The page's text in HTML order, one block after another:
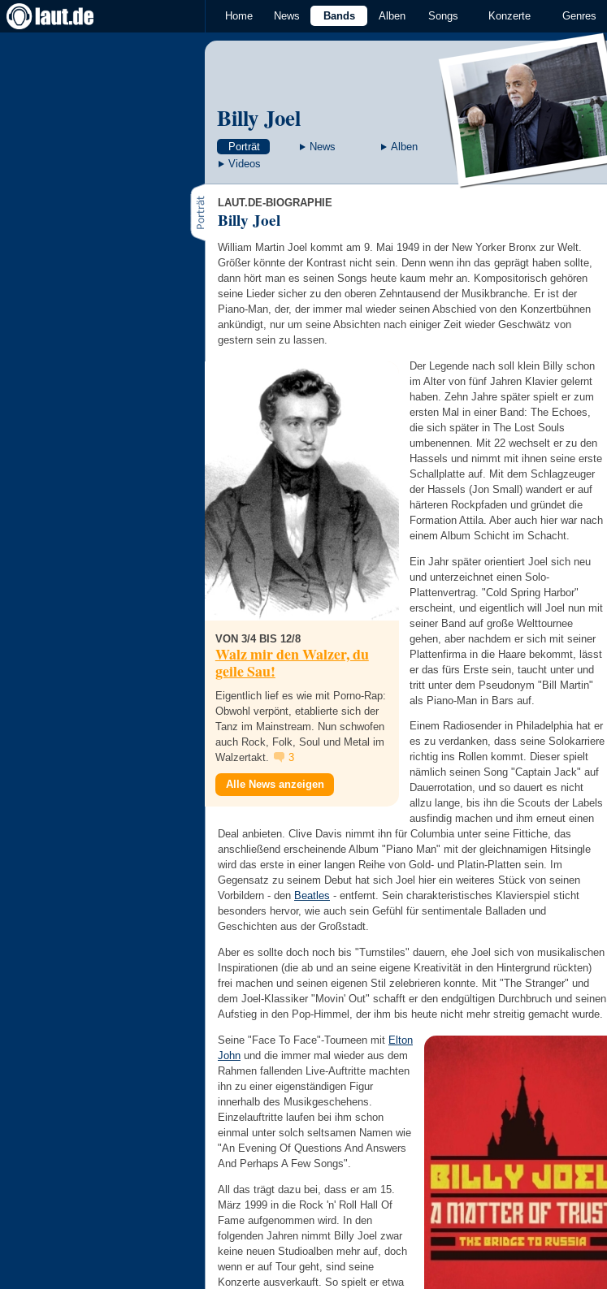
Home News Bands Alben Songs Konzerte Genres
Billy Joel
Porträt News
Alben
Videos
LAUT.DE-BIOGRAPHIE
Billy Joel
William Martin Joel kommt am 9. Mai 1949 in der New Yorker Bronx zur Welt.
Größer könnte der Kontrast nicht sein. Denn wenn ihn das geprägt haben sollte,
dann hört man es seinen Songs heute kaum mehr an. Kompositorisch gehören
seine Lieder sicher zu den oberen Zehntausend der Musikbranche. Er ist der
Piano-Man, der, der immer mal wieder seinen Abschied von den Konzertbühnen
ankündigt, nur um seine Absichten nach einiger Zeit wieder Geschwätz von
gestern sein zu lassen.
VON 3/4 BIS 12/8
Walz mir den Walzer, du
geile Sau!
Eigentlich lief es wie mit Porno-Rap:
Obwohl verpönt, etablierte sich der
Tanz im Mainstream. Nun schwofen
auch Rock, Folk, Soul und Metal im
Walzertakt.
3
Alle News anzeigen
Der Legende nach soll klein Billy schon
im Alter von fünf Jahren Klavier gelernt
haben. Zehn Jahre später spielt er zum
ersten Mal in einer Band: The Echoes,
die sich später in The Lost Souls
umbenennen. Mit 22 wechselt er zu den
Hassels und nimmt mit ihnen seine erste
Schallplatte auf. Mit dem Schlagzeuger
der Hassels (Jon Small) wandert er auf
härteren Rockpfaden und gründet die
Formation Attila. Aber auch hier war nach
einem Album Schicht im Schacht.
Ein Jahr später orientiert Joel sich neu
und unterzeichnet einen Solo-
Plattenvertrag. "Cold Spring Harbor"
erscheint, und eigentlich will Joel nun mit
seiner Band auf große Welttournee
gehen, aber nachdem er sich mit seiner
Plattenfirma in die Haare bekommt, lässt
er das fürs Erste sein, taucht unter und
tritt unter dem Pseudonym "Bill Martin"
als Piano-Man in Bars auf.
Einem Radiosender in Philadelphia hat er
es zu verdanken, dass seine Solokarriere
richtig ins Rollen kommt. Dieser spielt
nämlich seinen Song "Captain Jack" auf
Dauerrotation, und so dauert es nicht
allzu lange, bis ihn die Scouts der Labels
ausfindig machen und ihm erneut einen
Deal anbieten. Clive Davis nimmt ihn für Columbia unter seine Fittiche, das
anschließend erscheinende Album "Piano Man" mit der gleichnamigen Hitsingle
wird das erste in einer langen Reihe von Gold- und Platin-Platten sein. Im
Gegensatz zu seinem Debut hat sich Joel hier ein weiteres Stück von seinen
Vorbildern - den Beatles - entfernt. Sein charakteristisches Klavierspiel sticht
besonders hervor, wie auch sein Gefühl für sentimentale Balladen und
Geschichten aus der Großstadt.
Aber es sollte doch noch bis "Turnstiles" dauern, ehe Joel sich von musikalischen
Inspirationen (die ab und an seine eigene Kreativität in den Hintergrund rückten)
frei machen und seinen eigenen Stil zelebrieren konnte. Mit "The Stranger" und
dem Joel-Klassiker "Movin' Out" schafft er den endgültigen Durchbruch und seinen
Aufstieg in den Pop-Himmel, der ihm bis heute nicht mehr streitig gemacht wurde.
Seine "Face To Face"-Tourneen mit Elton
John und die immer mal wieder aus dem
Rahmen fallenden Live-Auftritte machten
ihn zu einer eigenständigen Figur
innerhalb des Musikgeschehens.
Einzelauftritte laufen bei ihm schon
einmal unter solch seltsamen Namen wie
"An Evening Of Questions And Answers
And Perhaps A Few Songs".
All das trägt dazu bei, dass er am 15.
März 1999 in die Rock 'n' Roll Hall Of
Fame aufgenommen wird. In den
folgenden Jahren nimmt Billy Joel zwar
keine neuen Studioalben mehr auf, doch
wenn er auf Tour geht, sind seine
Konzerte ausverkauft. So spielt er etwa